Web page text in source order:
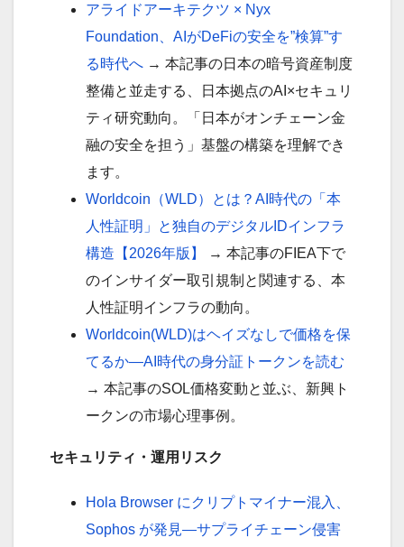
アライドアーキテクツ × Nyx
Foundation、AIがDeFiの安全を”検算”す
る時代へ → 本記事の日本の暗号資産制度
整備と並走する、日本拠点のAI×セキュリ
ティ研究動向。「日本がオンチェーン金
融の安全を担う」基盤の構築を理解でき
ます。
Worldcoin（WLD）とは？AI時代の「本
人性証明」と独自のデジタルIDインフラ
構造【2026年版】
→ 本記事のFIEA下で
のインサイダー取引規制と関連する、本
人性証明インフラの動向。
Worldcoin(WLD)はヘイズなしで価格を保
てるか—AI時代の身分証トークンを読む
→ 本記事のSOL価格変動と並ぶ、新興ト
ークンの市場心理事例。
セキュリティ・運用リスク
Hola Browser にクリプトマイナー混入、
Sophos が発見—サプライチェーン侵害